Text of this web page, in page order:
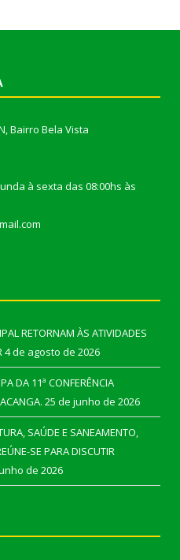
Bairro Bela Vista
à sexta das 08:00hs às
RETORNAM ÀS ATIVIDADES
4 de agosto de 2026
DA 11ª CONFERÊNCIA
25 de junho de 2026
SAÚDE E SANEAMENTO,
SE PARA DISCUTIR
de 2026